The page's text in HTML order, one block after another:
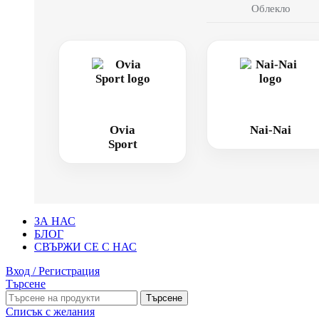
Облекло
Ovia
Sport
Nai-Nai
ЗА НАС
БЛОГ
СВЪРЖИ СЕ С НАС
Вход / Регистрация
Търсене
Търсене
Списък с желания